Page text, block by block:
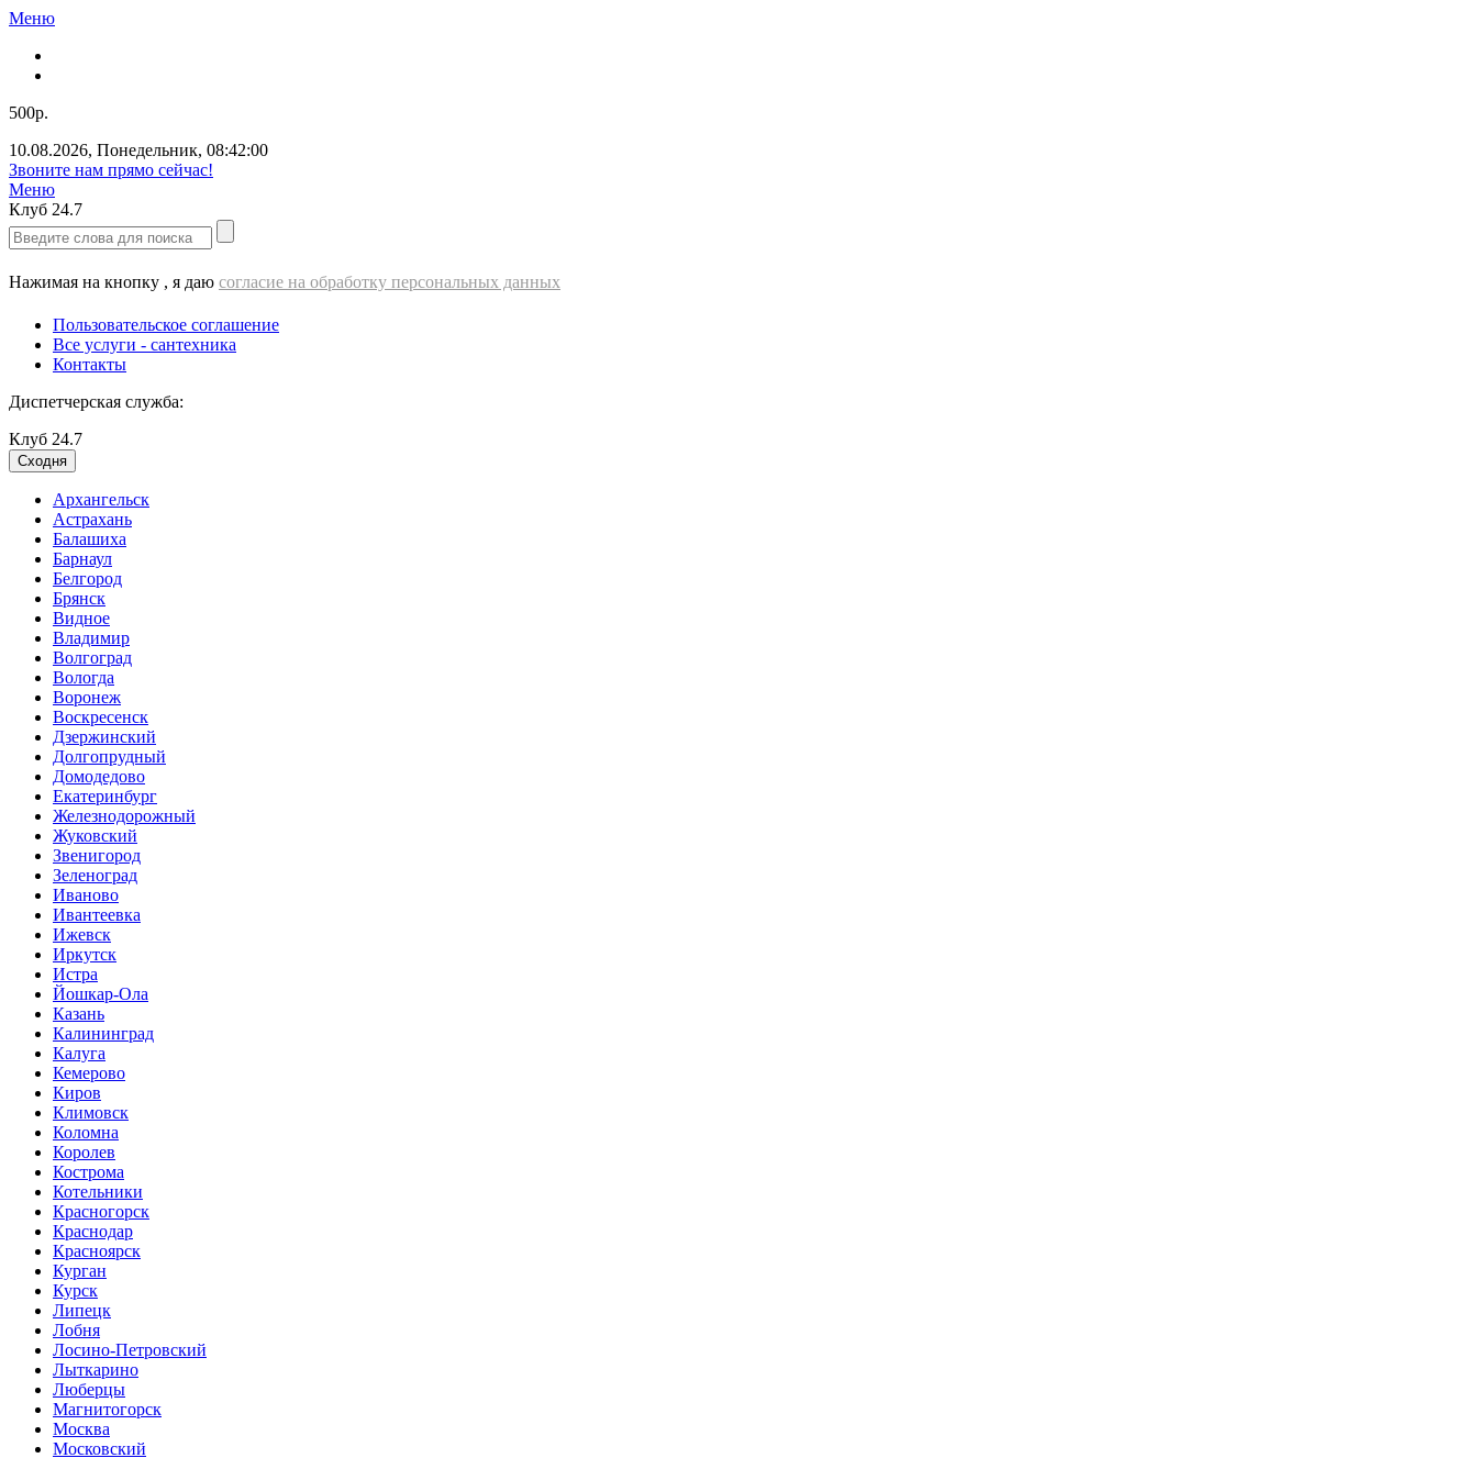
Меню
500р.
10.08.2026, Понедельник, 08:42:01
Звоните нам прямо сейчас!
Меню
Клуб 24.7
Нажимая на кнопку , я даю согласие на обработку персональных данных
Пользовательское соглашение
Все услуги - cантехника
Контакты
Диспетчерская служба:
Клуб 24.7
Сходня
Архангельск
Астрахань
Балашиха
Барнаул
Белгород
Брянск
Видное
Владимир
Волгоград
Вологда
Воронеж
Воскресенск
Дзержинский
Долгопрудный
Домодедово
Екатеринбург
Железнодорожный
Жуковский
Звенигород
Зеленоград
Иваново
Ивантеевка
Ижевск
Иркутск
Истра
Йошкар-Ола
Казань
Калининград
Калуга
Кемерово
Киров
Климовск
Коломна
Королев
Кострома
Котельники
Красногорск
Краснодар
Красноярск
Курган
Курск
Липецк
Лобня
Лосино-Петровский
Лыткарино
Люберцы
Магнитогорск
Москва
Московский